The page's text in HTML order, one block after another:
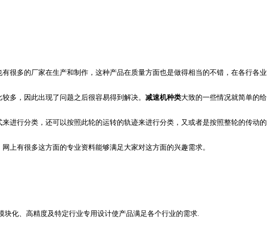
很多的厂家在生产和制作，这种产品在质量方面也是做得相当的不错，在各行各业
多，因此出现了问题之后很容易得到解决。 减速机种类大致的一些情况就简单的给
进行分类，还可以按照此轮的运转的轨迹来进行分类，又或者是按照整轮的传动的
上有很多这方面的专业资料能够满足大家对这方面的兴趣需求。
块化、高精度及特定行业专用设计使产品满足各个行业的需求.